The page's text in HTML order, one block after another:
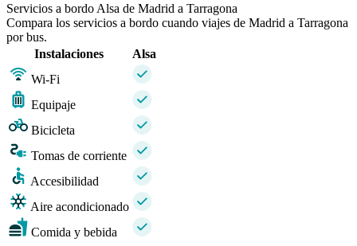
Servicios a bordo Alsa de Madrid a Tarragona
Compara los servicios a bordo cuando viajes de Madrid a Tarragona
por bus.
Instalaciones
Alsa
Wi-Fi
Equipaje
Bicicleta
Tomas de corriente
Accesibilidad
Aire acondicionado
Comida y bebida